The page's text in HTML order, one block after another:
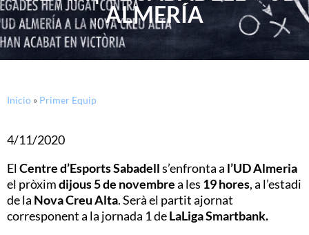
ALMERÍA
Inicio » Primer Equip
4/11/2020
ElCentre d’Esports Sabadells’enfronta a l’UD Almeria
el pròximdijous 5 de novembrea les 19 hores, a l’estadi
de la Nova Creu Alta. Serà el partit ajornat
corresponent a la jornada 1 deLaLiga Smartbank.